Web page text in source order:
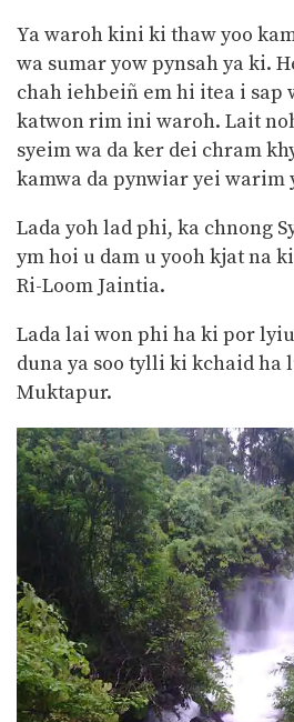
Ya waroh kini ki thaw yoo
wa sumar yow pynsah ya ki.
chah iehbeiñ em hi itea i sap
katwon rim ini waroh. Lait
syeim wa da ker dei chram
kamwa da pynwiar yei warim
Lada yoh lad phi, ka chnong
ym hoi u dam u yooh kjat na
Ri-Loom Jaintia.
Lada lai won phi ha ki por
duna ya soo tylli ki kchaid ha
Muktapur.